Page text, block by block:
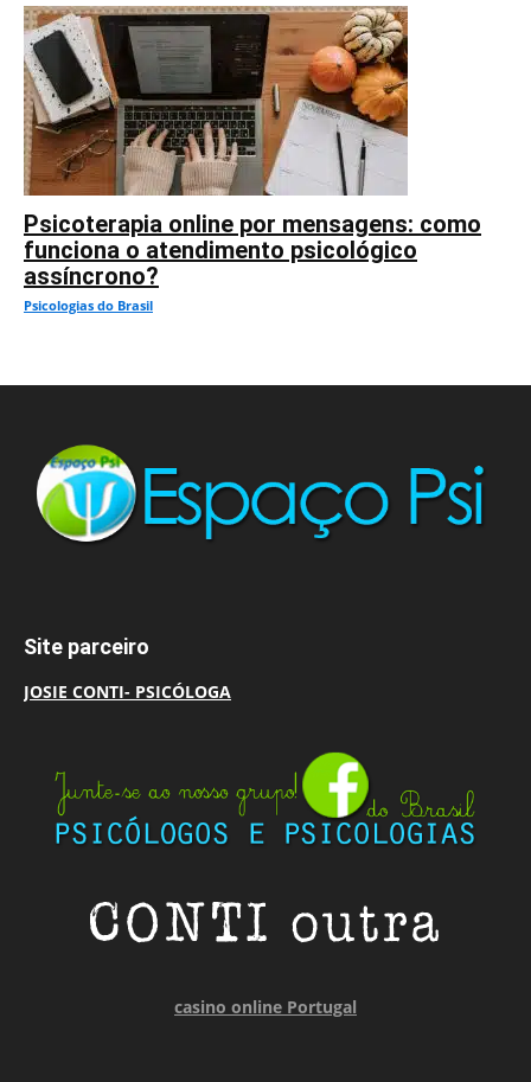
Psicoterapia online por mensagens: como
funciona o atendimento psicológico
assíncrono?
Psicologias do Brasil
Site parceiro
JOSIE CONTI- PSICÓLOGA
casino online Portugal